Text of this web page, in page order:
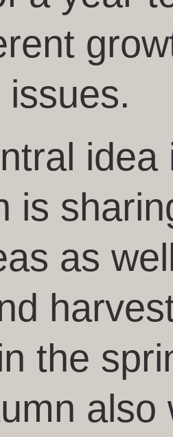
idea
is
as
the
also